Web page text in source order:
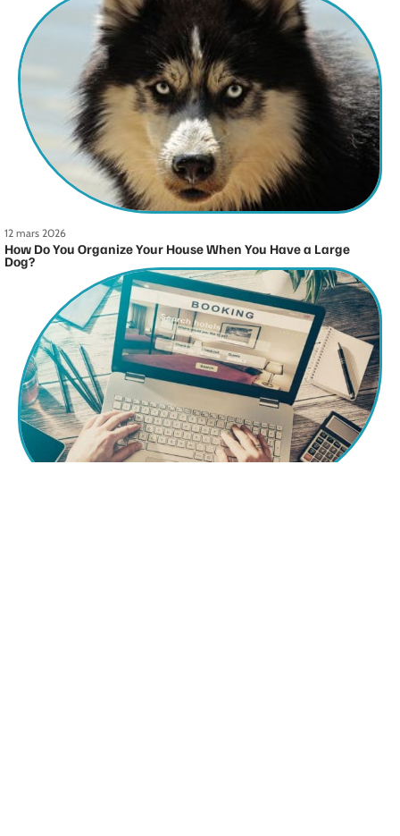
12 mars 2026
How Do You Organize Your House When You Have a Large
Dog?